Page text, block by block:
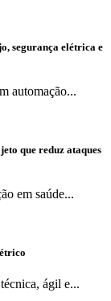
segurança elétrica e
automação...
que reduz ataques
em saúde...
ágil e...